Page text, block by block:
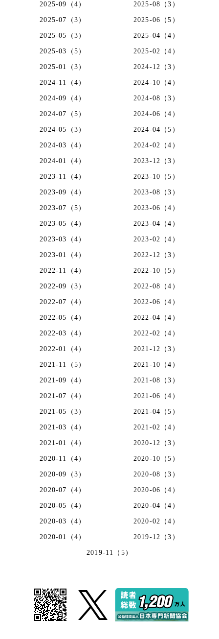
2025-09（4） 2025-08（3）
2025-07（3） 2025-06（5）
2025-05（3） 2025-04（4）
2025-03（5） 2025-02（4）
2025-01（3） 2024-12（3）
2024-11（4） 2024-10（4）
2024-09（4） 2024-08（3）
2024-07（5） 2024-06（4）
2024-05（3） 2024-04（5）
2024-03（4） 2024-02（4）
2024-01（4） 2023-12（3）
2023-11（4） 2023-10（5）
2023-09（4） 2023-08（3）
2023-07（5） 2023-06（4）
2023-05（4） 2023-04（4）
2023-03（4） 2023-02（4）
2023-01（4） 2022-12（3）
2022-11（4） 2022-10（5）
2022-09（3） 2022-08（4）
2022-07（4） 2022-06（4）
2022-05（4） 2022-04（4）
2022-03（4） 2022-02（4）
2022-01（4） 2021-12（3）
2021-11（5） 2021-10（4）
2021-09（4） 2021-08（3）
2021-07（4） 2021-06（4）
2021-05（3） 2021-04（5）
2021-03（4） 2021-02（4）
2021-01（4） 2020-12（3）
2020-11（4） 2020-10（5）
2020-09（3） 2020-08（3）
2020-07（4） 2020-06（4）
2020-05（4） 2020-04（4）
2020-03（4） 2020-02（4）
2020-01（4） 2019-12（3）
2019-11（5）